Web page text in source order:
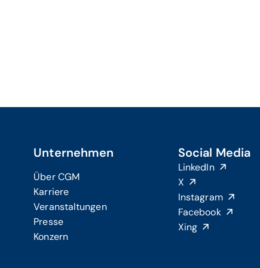
Unternehmen
Über CGM
Karriere
Veranstaltungen
Presse
Konzern
Social Media
LinkedIn
X
Instagram
Facebook
Xing